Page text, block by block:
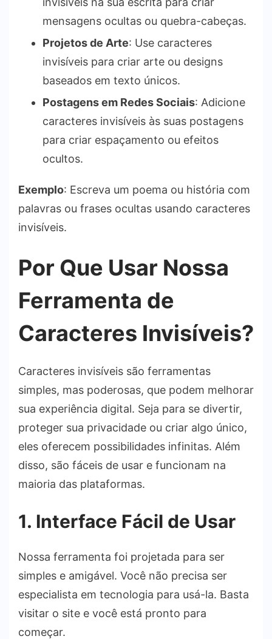
mensagens ocultas ou quebra-cabeças.
Projetos de Arte: Use caracteres
invisíveis para criar arte ou designs
baseados em texto únicos.
Postagens em Redes Sociais: Adicione
caracteres invisíveis às suas postagens
para criar espaçamento ou efeitos
ocultos.
Exemplo: Escreva um poema ou história com
palavras ou frases ocultas usando caracteres
invisíveis.
Por Que Usar Nossa
Ferramenta de
Caracteres Invisíveis?
Caracteres invisíveis são ferramentas
simples, mas poderosas, que podem melhorar
sua experiência digital. Seja para se divertir,
proteger sua privacidade ou criar algo único,
eles oferecem possibilidades infinitas. Além
disso, são fáceis de usar e funcionam na
maioria das plataformas.
1. Interface Fácil de Usar
Nossa ferramenta foi projetada para ser
simples e amigável. Você não precisa ser
especialista em tecnologia para usá-la. Basta
visitar o site e você está pronto para
começar.